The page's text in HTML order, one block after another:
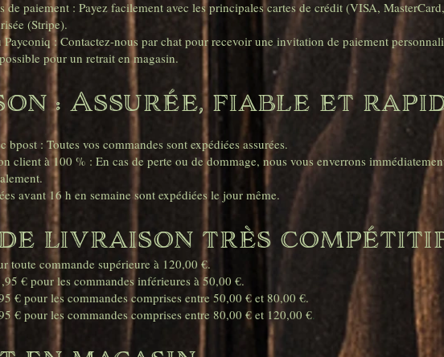
de paiement : Payez facilement avec les principales cartes de crédit (VISA,
(Stripe).
: Contactez-nous par chat pour recevoir une invitation de paiement
pour un retrait en magasin.
: Assurée, fiable et
bpost : Toutes vos commandes sont expédiées assurées.
client à 100 % : En cas de perte ou de dommage, nous vous enverrons
avant 16 h en semaine sont expédiées le jour même.
livraison très
toute commande supérieure à 120,00 €.
€ pour les commandes inférieures à 50,00 €.
€ pour les commandes comprises entre 50,00 € et 80,00 €.
€ pour les commandes comprises entre 80,00 € et 120,00 €.